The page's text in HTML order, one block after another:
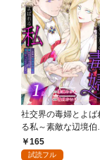
社交界の毒婦とよば
る私～素敵な辺境伯
息に腕を折られたの
で、責任とってもらい
165
試読フル